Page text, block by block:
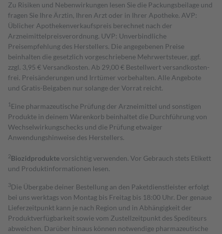
Zu Risiken und Nebenwirkungen lesen Sie die Packungsbeilage und
fragen Sie Ihre Ärztin, Ihren Arzt oder in Ihrer Apotheke. AVP:
Üblicher Apothekenverkaufspreis berechnet nach der
Arzneimittelpreisverordnung. UVP: Unverbindliche
Preisempfehlung des Herstellers. Die angegebenen Preise
beinhalten die gesetzlich vorgeschriebene Mehrwertsteuer, ggf.
zzgl. 3,95 € Versandkosten. Ab 29,00 € Bestell­wert versand­kosten­
frei. Preisänderungen und Irrtümer vorbehalten. Alle Angebote
und Gratis-Beigaben nur solange der Vorrat reicht.
1 Eine pharmazeutische Prüfung der Arzneimittel und sonstigen
Produkte in deinem Warenkorb beinhaltet die Durchführung von
Wechselwirkungschecks und die Prüfung etwaiger
Anwendungshinweise des Herstellers.
2Biozidproduktevorsichtig verwenden. Vor Gebrauch stets Etikett
und Produktinformationen lesen.
3Die Übergabe deiner Bestellung an den Paketdienstleister erfolgt
bei uns werktags von Montag bis Freitag bis 18:00 Uhr. Der genaue
Lieferzeitpunkt kann je nach Region und in Abhängigkeit der
Produktverfügbarkeit sowie vom Zustellzeitpunkt des Spediteurs
abweichen. Darüber hinaus können notwendige pharmazeutische